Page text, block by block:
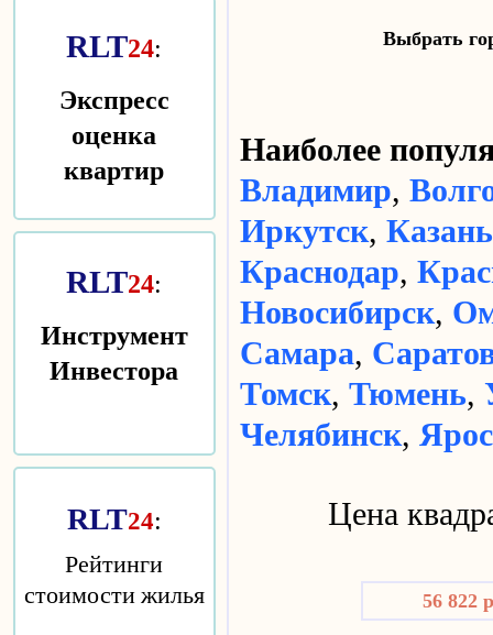
RLT24:
Экспресс
оценка
квартир
RLT24:
Инструмент
Инвестора
RLT24:
Рейтинги
стоимости жилья
Выбрать
Наиболее
Владимир,
Иркутск, Казань
Краснодар,
Новосибирск,
Самара,
Томск, Тюмень,
Челябинск,
Цена
56 822